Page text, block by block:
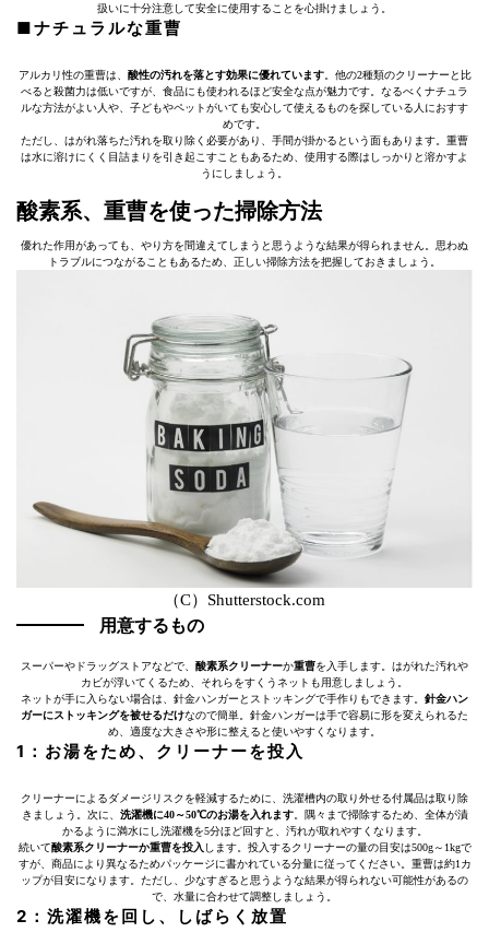
扱いに十分注意して安全に使用することを心掛けましょう。
■ナチュラルな重曹
アルカリ性の重曹は、 酸性の汚れを落とす効果に優れています。他の2種類のクリーナーと比
べると殺菌力は低いですが、食品にも使われるほど安全な点が魅力です。なるべくナチュラ
ルな方法がよい人や、子どもやペットがいても安心して使えるものを探している人におすす
めです。
ただし、はがれ落ちた汚れを取り除く必要があり、手間が掛かるという面もあります。重曹
は水に溶けにくく目詰まりを引き起こすこともあるため、使用する際はしっかりと溶かすよ
うにしましょう。
酸素系、重曹を使った掃除方法
優れた作用があっても、やり方を間違えてしまうと思うような結果が得られません。思わぬ
トラブルにつながることもあるため、正しい掃除方法を把握しておきましょう。
（C）Shutterstock.com
用意するもの
スーパーやドラッグストアなどで、 酸素系クリーナーか重曹を入手します。はがれた汚れや
カビが浮いてくるため、それらをすくうネットも用意しましょう。
ネットが手に入らない場合は、針金ハンガーとストッキングで手作りもできます。 針金ハン
ガーにストッキングを被せるだけなので簡単。針金ハンガーは手で容易に形を変えられるた
め、適度な大きさや形に整えると使いやすくなります。
1：お湯をため、クリーナーを投入
クリーナーによるダメージリスクを軽減するために、洗濯槽内の取り外せる付属品は取り除
きましょう。次に、 洗濯機に40～50℃のお湯を入れます。隅々まで掃除するため、全体が漬
かるように満水にし洗濯機を5分ほど回すと、汚れが取れやすくなります。
続いて酸素系クリーナーか重曹を投入 します。投入するクリーナーの量の目安は500g～1kgで
すが、商品により異なるためパッケージに書かれている分量に従ってください。重曹は約1カ
ップが目安になります。ただし、少なすぎると思うような結果が得られない可能性があるの
で、水量に合わせて調整しましょう。
2：洗濯機を回し、しばらく放置